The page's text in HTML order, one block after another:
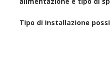
Tipo di installazione